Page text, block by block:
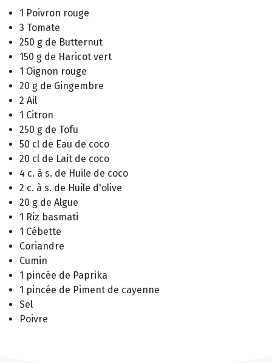
1 Poivron rouge
3 Tomate
250 g de Butternut
150 g de Haricot vert
1 Oignon rouge
20 g de Gingembre
2 Ail
1 Citron
250 g de Tofu
50 cl de Eau de coco
20 cl de Lait de coco
4 c. à s. de Huile de coco
2 c. à s. de Huile d'olive
20 g de Algue
1 Riz basmati
1 Cébette
Coriandre
Cumin
1 pincée de Paprika
1 pincée de Piment de cayenne
Sel
Poivre